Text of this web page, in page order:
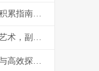
**王者荣耀怎么刷钻石，资深玩家的高效积累指南副标题平民玩家的持久致富路**
和平精英屏幕抖动设置，决胜毫厘的视觉艺术，副标题，探寻战场真实感的微妙平衡
《我的世界末地城堡寻找攻略：精准定位与高效探索》